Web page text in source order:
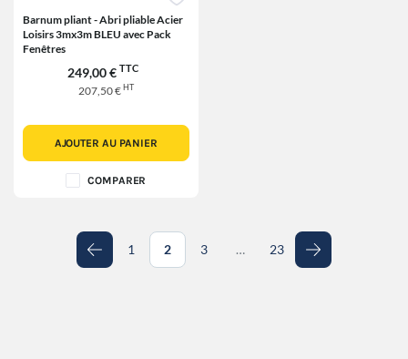
Barnum pliant - Abri pliable Acier
Loisirs 3mx3m BLEU avec Pack
Fenêtres
249,00 € TTC
207,50 €HT
AJOUTER AU PANIER
COMPARER
Précédent
1 2 3 … 23 Suivant